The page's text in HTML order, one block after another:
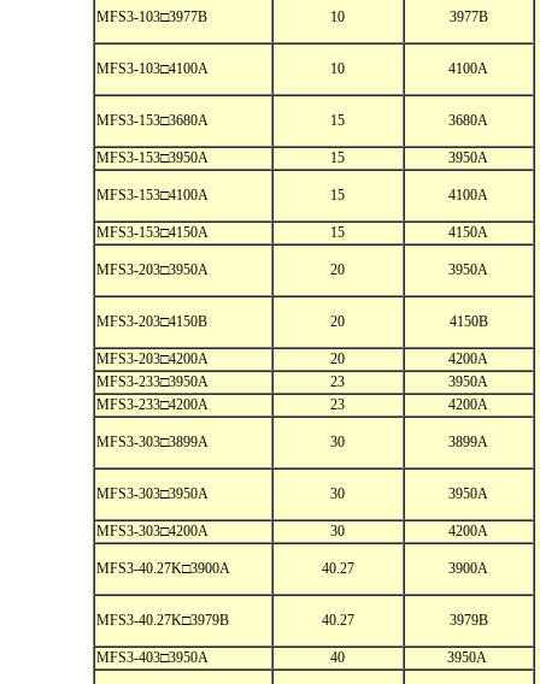
MFS3-103□3977B 10 3977B
MFS3-103□4100A 10 4100A
MFS3-153□3680A 15 3680A
MFS3-153□3950A 15 3950A
MFS3-153□4100A 15 4100A
MFS3-153□4150A 15 4150A
MFS3-203□3950A 20 3950A
MFS3-203□4150B 20 4150B
MFS3-203□4200A 20
4200A
MFS3-233□3950A
23
3950A
MFS3-233□4200A
23 4200A
MFS3-303□3899A 30 3899A
MFS3-303□3950A 30 3950A
MFS3-303□4200A 30 4200A
MFS3-40.27K□3900A 40.27 3900A
MFS3-40.27K□3979B 40.27 3979B
MFS3-403□3950A 40 3950A